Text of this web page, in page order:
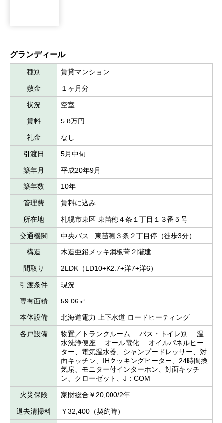
グランディール
種別 賃貸マンション
敷金 １ヶ月分
状況 空室
賃料 5.8万円
礼金 なし
引渡日 5月中旬
築年月 平成20年9月
築年数 10年
管理費 賃料に込み
所在地 札幌市東区 東苗穂４条１丁目１３番５号
交通機関 中央バス : 東苗穂３条２丁目停（徒歩3分）
構造 木造亜鉛メッキ鋼板葺２階建
間取り 2LDK（LD10+K2.7+洋7+洋6）
引渡条件 現況
専有面積 59.06㎡
本体設備 北海道電力 上下水道 ロードヒーティング
各戸設備
物置／トランクルーム バス・トイレ別 温
水洗浄便座 オール電化 オイルパネルヒー
ター、電気温水器、シャンプードレッサー、対
面キッチン、IHクッキングヒーター、24時間換
気扇、モニター付インターホン、対面キッチ
ン、クローゼット、J：COM
火災保険 家財総合￥20,000/2年
退去清掃料 ￥32,400（契約時）